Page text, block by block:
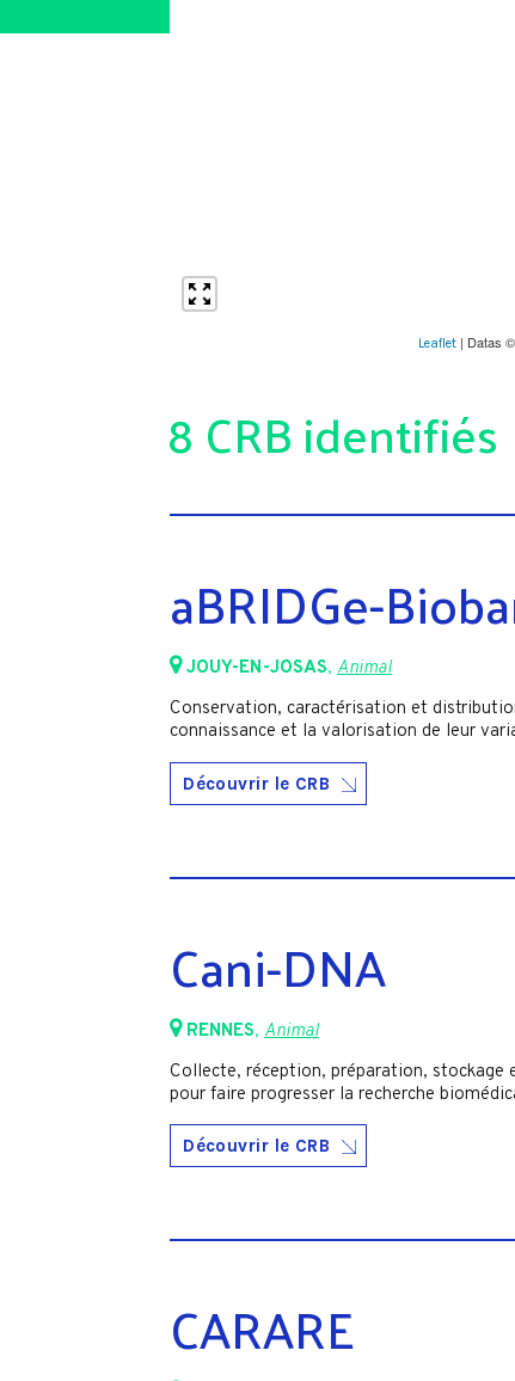
Leaflet| Datas ©
8 CRB identifiés
aBRIDGe-
JOUY-EN-JOSAS,Animal
Conservation, caractérisation et
connaissance et la valorisation de leur
Découvrir le CRB
Cani-DNA
RENNES, Animal
Collecte, réception, préparation, stockage
pour faire progresser la recherche
Découvrir le CRB
CARARE